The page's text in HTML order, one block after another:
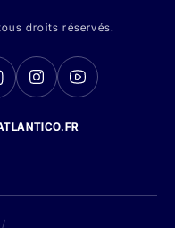
droits réservés.
/